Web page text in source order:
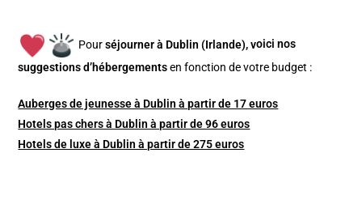
Pourséjourner à Dublin (Irlande), voici nos
suggestions d’hébergements en fonction de votre budget :
Auberges de jeunesse à Dublin à partir de 17 euros
Hotels pas chers à Dublin à partir de 96 euros
Hotels de luxe à Dublin à partir de 275 euros